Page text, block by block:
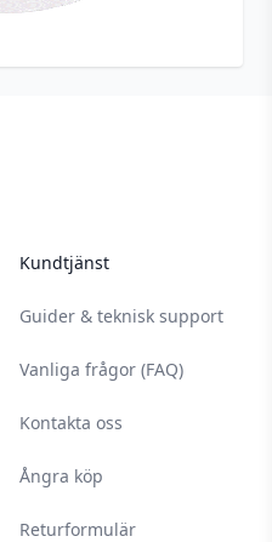
Kundtjänst
Guider & teknisk support
Vanliga frågor (FAQ)
Kontakta oss
Ångra köp
Returformulär